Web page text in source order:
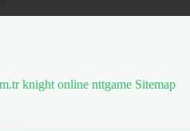
knight online nttgame Sitemap